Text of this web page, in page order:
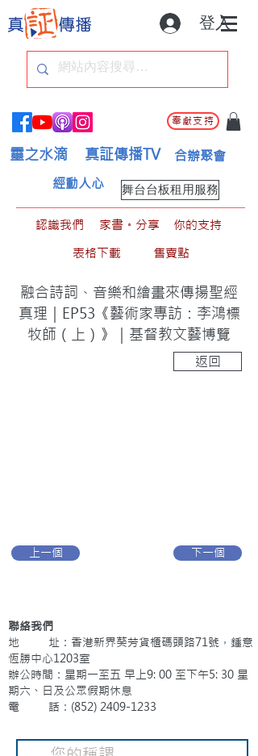
登入
奉獻支持
靈之水滴 真証傳播TV 合辦聚會
舞台台板租用服務
經動人心
認識我們 家書。分享
你的支持
表格下載
售賣點
融合詩詞、音樂和繪畫來傳揚聖經
真理｜EP53《藝術家專訪：李鴻標
牧師（上）》｜基督教文藝博覽
返回
上一個 下一個
聯絡我們
地 址：香港新界葵芳貨櫃碼頭路71號，鍾意
恆勝中心1203室
辦公時間：星期一至五 早上9: 00 至下午5: 30 星
期六、日及公眾假期休息
電 話：(852) 2409-1233